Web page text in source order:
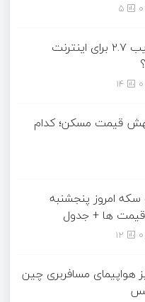
5
ماجرای اعمال ضریب ۲.۷ برای اینترنت
14
جهش قیمت مسکن؛ کدام
سکه امروز پنجشنبه
12
هواپیمای مسافربری چین